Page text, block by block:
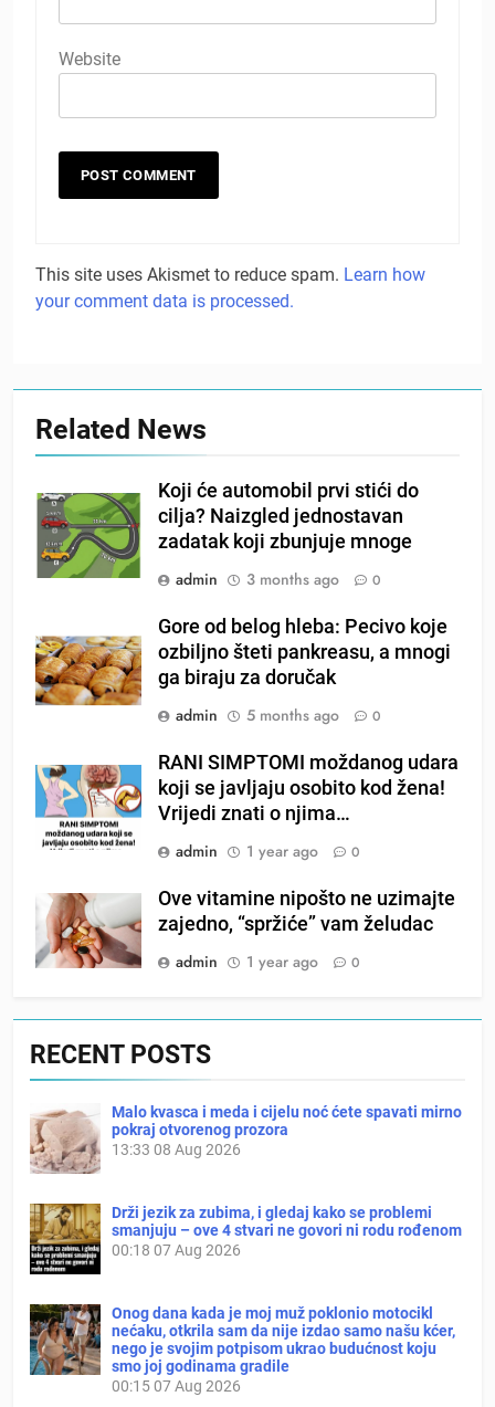
Website
This site uses Akismet to reduce spam. Learn how
your comment data is processed.
Related News
Koji će automobil prvi stići do
cilja? Naizgled jednostavan
zadatak koji zbunjuje mnoge
admin
3 months ago 0
Gore od belog hleba: Pecivo koje
ozbiljno šteti pankreasu, a mnogi
ga biraju za doručak
admin
5 months ago 0
RANI SIMPTOMI moždanog udara
koji se javljaju osobito kod žena!
Vrijedi znati o njima…
admin
1 year ago 0
Ove vitamine nipošto ne uzimajte
zajedno, “spržiće” vam želudac
admin
1 year ago 0
RECENT POSTS
Malo kvasca i meda i cijelu noć ćete spavati mirno
pokraj otvorenog prozora
13:33 08 Aug 2026
Drži jezik za zubima, i gledaj kako se problemi
smanjuju – ove 4 stvari ne govori ni rodu rođenom
00:18 07 Aug 2026
Onog dana kada je moj muž poklonio motocikl
nećaku, otkrila sam da nije izdao samo našu kćer,
nego je svojim potpisom ukrao budućnost koju
smo joj godinama gradile
00:1507 Aug 2026